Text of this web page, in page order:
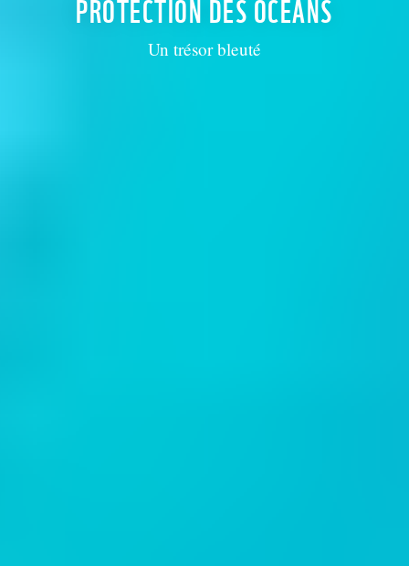
PROTECTION DES OCÉANS
Un trésor bleuté